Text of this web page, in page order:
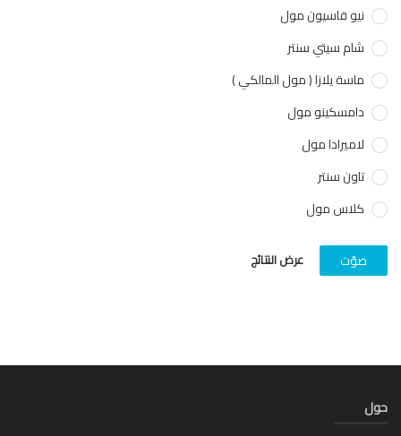
نيو قاسيون مول
شام سيتي سنتر
ماسة يلازا ( مول المالكي )
دامسكينو مول
لاميرادا مول
تاون سنتر
كلاس مول
عرض النتائج